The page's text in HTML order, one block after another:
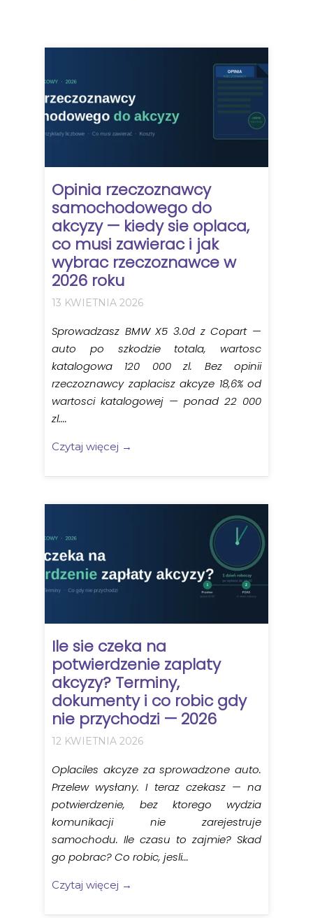
Opinia rzeczoznawcy
samochodowego do
akcyzy — kiedy sie oplaca,
co musi zawierac i jak
wybrac rzeczoznawce w
2026 roku
13 KWIETNIA 2026
Sprowadzasz BMW X5 3.0d z Copart —
auto po szkodzie totala, wartosc
katalogowa 120 000 zl. Bez opinii
rzeczoznawcy zaplacisz akcyze 18,6% od
wartosci katalogowej — ponad 22 000
zl....
Czytaj więcej →
Ile sie czeka na
potwierdzenie zaplaty
akcyzy? Terminy,
dokumenty i co robic gdy
nie przychodzi — 2026
12 KWIETNIA 2026
Oplaciles akcyze za sprowadzone auto.
Przelew wysłany. I teraz czekasz — na
potwierdzenie, bez ktorego wydzia
komunikacji nie zarejestruje
samochodu. Ile czasu to zajmie? Skad
go pobrac? Co robic, jesli...
Czytaj więcej →